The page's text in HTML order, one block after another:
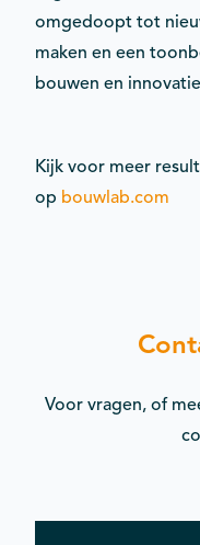
omgedoopt tot
maken en een
bouwen en
Kijk voor meer
op bouwlab.com
Voor vragen, of